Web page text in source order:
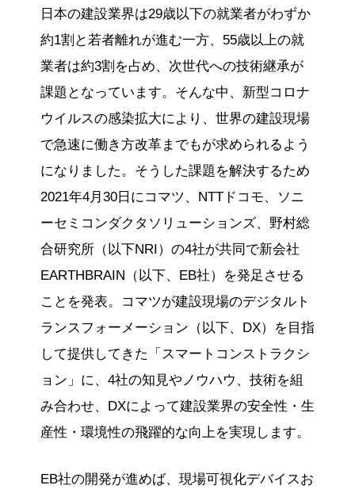
日本の建設業界は29歳以下の就業者がわずか
約1割と若者離れが進む一方、55歳以上の就
業者は約3割を占め、次世代への技術継承が
課題となっています。そんな中、新型コロナ
ウイルスの感染拡大により、世界の建設現場
で急速に働き方改革までもが求められるよう
になりました。そうした課題を解決するため
2021年4月30日にコマツ、NTTドコモ、ソニ
ーセミコンダクタソリューションズ、野村総
合研究所（以下NRI）の4社が共同で新会社
EARTHBRAIN（以下、EB社）を発足させる
ことを発表。コマツが建設現場のデジタルト
ランスフォーメーション（以下、DX）を目指
して提供してきた「スマートコンストラクシ
ョン」に、4社の知見やノウハウ、技術を組
み合わせ、DXによって建設業界の安全性・生
産性・環境性の飛躍的な向上を実現します。
EB社の開発が進めば、現場可視化デバイスお